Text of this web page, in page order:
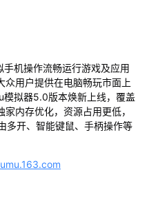
机操作流畅运行游戏及应用
众用户提供在电脑畅玩市面上
拟器5.0版本焕新上线，覆盖
内存优化，资源占用更低，
多开、智能键鼠、手柄操作等